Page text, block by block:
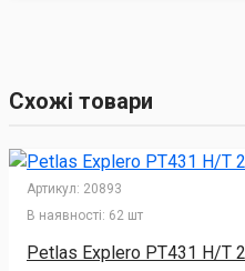
Схожі товари
Артикул: 20893
В наявності: 62 шт
Petlas Explero PT431 H/T